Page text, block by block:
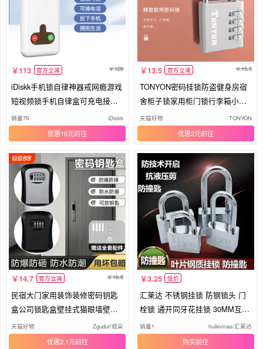
113 官方立减 129
iDiskk手机锁自律神器戒网瘾游戏
短视频锁手机自律盒可充电接电
话
销量79 iDiskk
优惠16元
13.5 官方立减 15.5
TONYON密码挂锁防盗健身房宿
舍柜子锁家用柜门锁行李箱小密
码锁
天猫好物 TONYON
优惠2元
14.7 官方立减 16.8
民宿大门家用装饰装修密码钥匙
盒公司锁匙盒壁挂式猫眼墙壁免
安装
天猫好物 Zgudur/观朵
优惠2.1元
3.25 低价
汇莱达 不锈钢挂锁 防钢锁头 门
栓锁 通开同牙花挂锁 30MM互开
锁
销量1 huilevinas/汇莱达
购买